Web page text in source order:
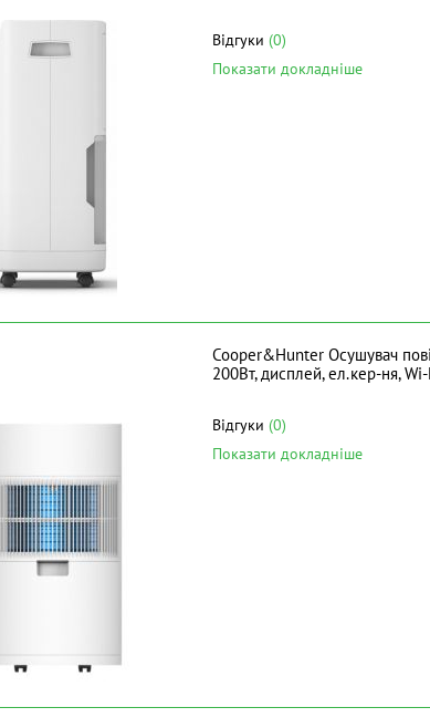
Відгуки (0)
Показати докладніше
Cooper&Hunter Осушувач
200Вт, дисплей, ел.кер-ня,
Відгуки (0)
Показати докладніше